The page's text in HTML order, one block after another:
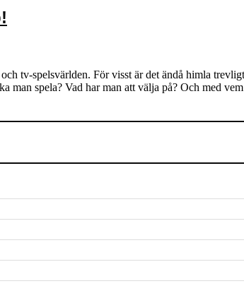
tv-spelsvärlden. För visst är det ändå himla
man spela? Vad har man att välja på? Och med